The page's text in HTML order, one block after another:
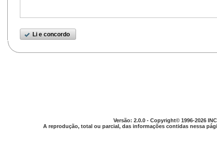
Li e concordo
Versão: 2.0.0 - Copyright© 1996-2026
A reprodução, total ou parcial, das informações contidas nessa